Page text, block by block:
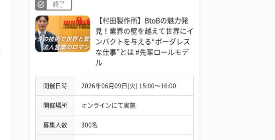
終了
【村田製作所】BtoBの魅力発
見！業界の壁を越えて世界にイ
ンパクトを与える“ボーダレス
な仕事”とは #先輩ロールモデ
ル
開催日時 2026年06月09日(火) 15:00〜16:00
開催場所 オンラインにて実施
募集人数 300名